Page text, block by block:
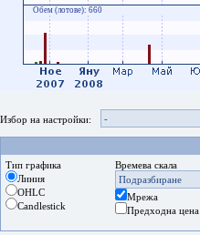
Обем (лотове): 660
Избор на настройки: -
Тип графика
Линия
OHLC
Candlestick
Времева скала
Подразбиране
Мрежа
Предходна цена